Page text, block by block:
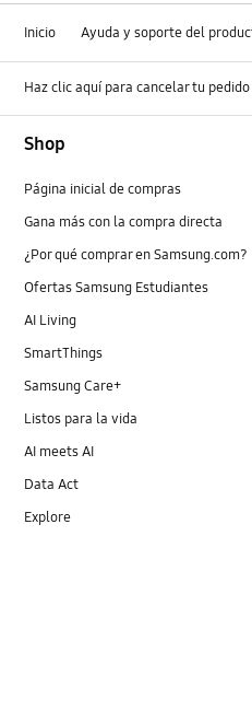
Inicio Ayuda y soporte del
Haz clic aquí para cancelar tu pedido
Shop
Página inicial de compras
Gana más con la compra directa
¿Por qué comprar en Samsung.com?
Ofertas Samsung Estudiantes
AI Living
SmartThings
Samsung Care+
Listos para la vida
AI meets AI
Data Act
Explore